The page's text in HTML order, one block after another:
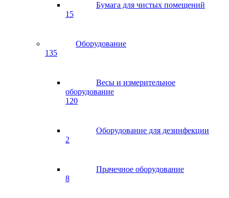
Бумага для чистых помещений
15
Оборудование
135
Весы и измерительное
оборудование
120
Оборудование для дезинфекции
2
Прачечное оборудование
8